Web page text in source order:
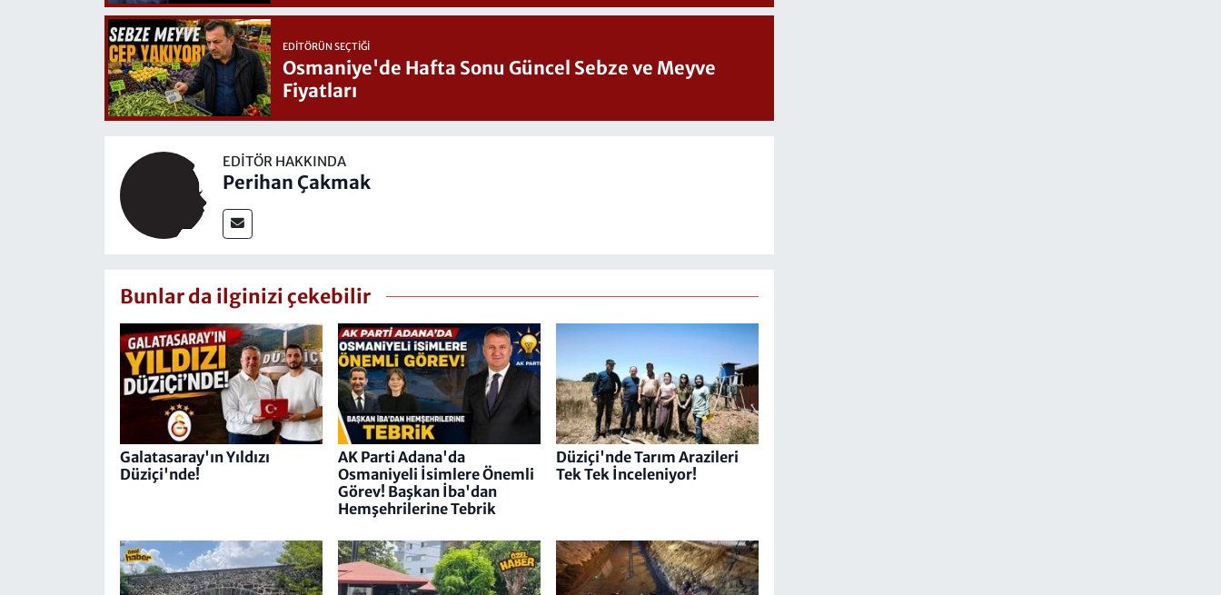
EDITÖRÜN SEÇTIĞI
Osmaniye'de Hafta Sonu Güncel Sebze ve Meyve
Fiyatları
EDITÖR HAKKINDA
Perihan Çakmak
Bunlar da ilginizi çekebilir
Galatasaray'ın Yıldızı
Düziçi'nde!
AK Parti Adana'da
Osmaniyeli İsimlere Önemli
Görev! Başkan İba'dan
Hemşehrilerine Tebrik
Düziçi'nde Tarım Arazileri
Tek Tek İnceleniyor!